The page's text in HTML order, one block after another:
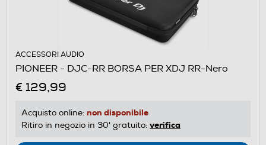
ACCESSORI AUDIO
PIONEER - DJC-RR BORSA PER XDJ RR-Nero
€ 129,99
Acquisto online: non disponibile
Ritiro in negozio in 30' gratuito: verifica